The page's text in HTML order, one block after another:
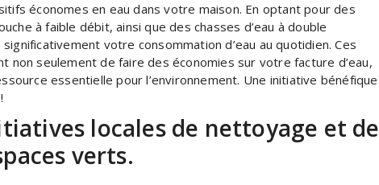
économes en eau dans votre maison. En optant pour des
à faible débit, ainsi que des chasses d’eau à double
votre consommation d’eau au quotidien. Ces
seulement de faire des économies sur votre facture d’eau,
essentielle pour l’environnement. Une initiative bénéfique
locales de nettoyage et de
verts.